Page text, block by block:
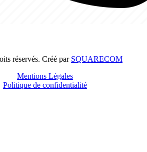
réservés. Créé par SQUARECOM
Mentions Légales
Politique de confidentialité